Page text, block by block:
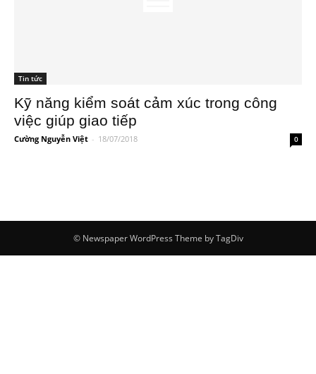
Tin tức
Kỹ năng kiểm soát cảm xúc trong công
việc giúp giao tiếp
Cường Nguyễn Việt - 18/07/2018 0
© Newspaper WordPress Theme by TagDiv